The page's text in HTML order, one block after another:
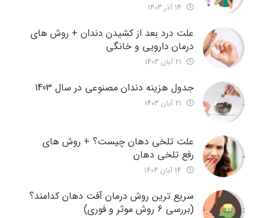
علت درد بعد از کشیدن دندان + روش های
درمان دارویی و خانگی
جدول هزینه دندان مصنوعی در سال 1403
علت تلخی دهان چیست؟ + روش های
رفع تلخی دهان
سریع ترین روش درمان آفت دهان کدامند؟
(بررسی 6 روش موثر و فوری)